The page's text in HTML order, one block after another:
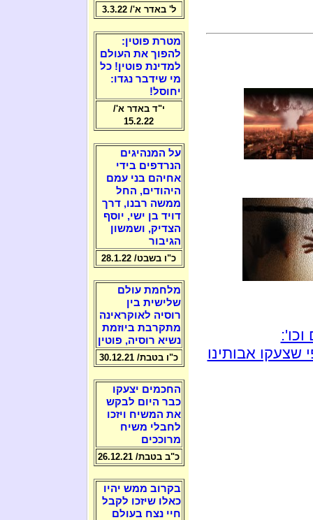
אבותינו
ל' באדר א'/ 3.3.22
מטרת פוטין:
להפוך את העולם
למדינת פוטין! כל
מי שידבר נגדו:
יחוסל!
י"ד באדר א'/
15.2.22
על המנהיגים
הנרדפים בידי
אחיהם בני עמם
היהודים, החל
ממשה רבנו, דרך
דויד בן ישי, יוסף
הצדיק, ושמשון
הגיבור
כ"ו בשבט/ 28.1.22
מלחמת עולם
שלישית בין
רוסיה לאוקראינה
מתקרבת ביוזמת
נשיא רוסיה, פוטין
כ"ו בטבת/ 30.12.21
החכמים יצעקו
כבר היום לבקש
את המשיח ויזכו
לחבלי משיח
מרוככים
כ"ב בטבת/ 26.12.21
בקרוב ממש יהיו
כאלו שיזכו לקבל
חיי נצח בעולם